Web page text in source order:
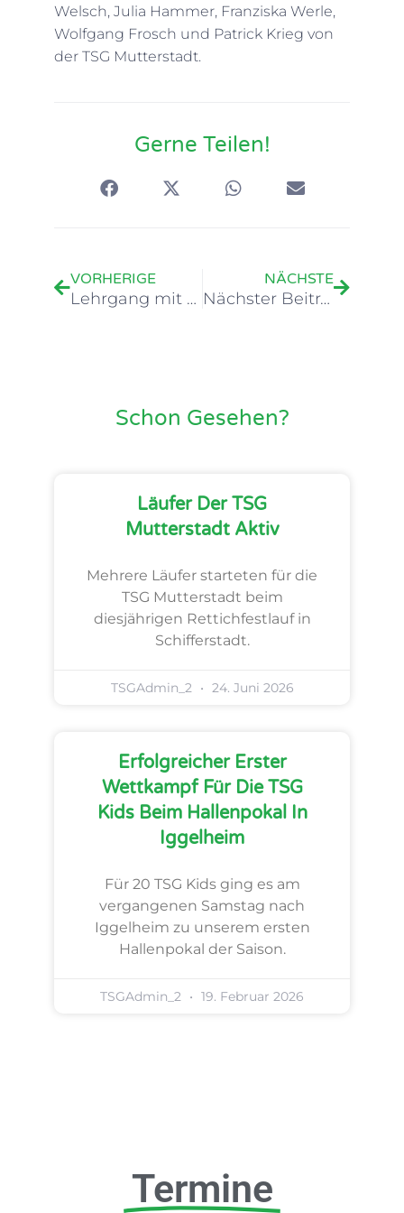
Welsch, Julia Hammer, Franziska Werle,
Wolfgang Frosch und Patrick Krieg von
der TSG Mutterstadt.
Gerne Teilen!
VORHERIGE
Lehrgang mit Michael Vid
NÄCHSTE
Nächster Beitrag
Schon Gesehen?
Läufer Der TSG
Mutterstadt Aktiv
Mehrere Läufer starteten für die
TSG Mutterstadt beim
diesjährigen Rettichfestlauf in
Schifferstadt.
TSGAdmin_2 24. Juni 2026
Erfolgreicher Erster
Wettkampf Für Die TSG
Kids Beim Hallenpokal In
Iggelheim
Für 20 TSG Kids ging es am
vergangenen Samstag nach
Iggelheim zu unserem ersten
Hallenpokal der Saison.
TSGAdmin_2 19. Februar 2026
Termine